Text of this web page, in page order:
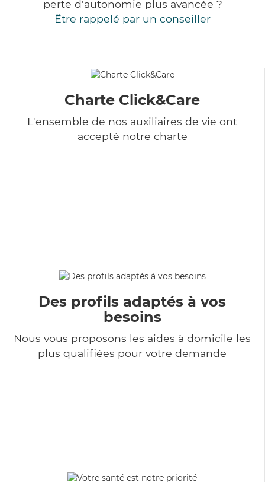
perte d'autonomie plus avancée ?
Être rappelé par un conseiller
Charte Click&Care
L'ensemble de nos auxiliaires de vie ont
accepté notre charte
Des profils adaptés à vos
besoins
Nous vous proposons les aides à domicile les
plus qualifiées pour votre demande